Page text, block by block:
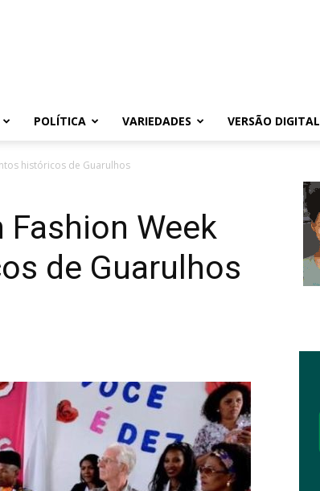
POLÍTICA VARIEDADES VERSÃO DIGITAL
históricos de Guarulhos
Week
de Guarulhos